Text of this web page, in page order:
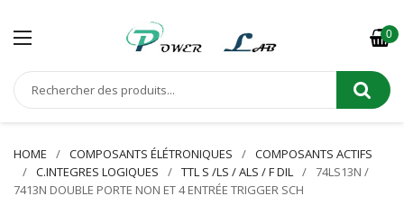
0
HOME COMPOSANTS ÉLÉTRONIQUES
COMPOSANTS ACTIFS
C.INTEGRES LOGIQUES
TTL S /LS / ALS / F DIL
74LS13N /
7413N DOUBLE PORTE NON ET 4 ENTRÉE TRIGGER SCH